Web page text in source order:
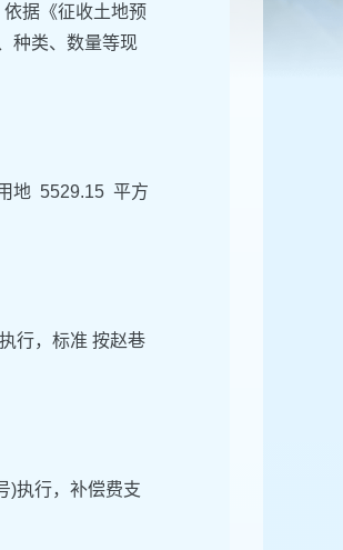
据《征收土地预
种类、数量等现
地 5529.15 平方
行，标准 按赵巷
)执行，补偿费支